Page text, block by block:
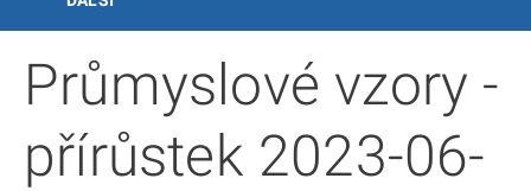
Průmyslové vzory -
přírůstek 2023-06-